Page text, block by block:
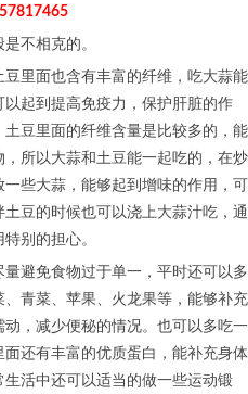
不相克的。
里面也含有丰富的纤维，吃大蒜能
起到提高免疫力，保护肝脏的作
豆里面的纤维含量是比较多的，能
所以大蒜和土豆能一起吃的，在炒
些大蒜，能够起到增味的作用，可
豆的时候也可以浇上大蒜汁吃，通
别的担心。
避免食物过于单一，平时还可以多
青菜、苹果、火龙果等，能够补充
，减少便秘的情况。也可以多吃一
还有丰富的优质蛋白，能补充身体
活中还可以适当的做一些运动锻